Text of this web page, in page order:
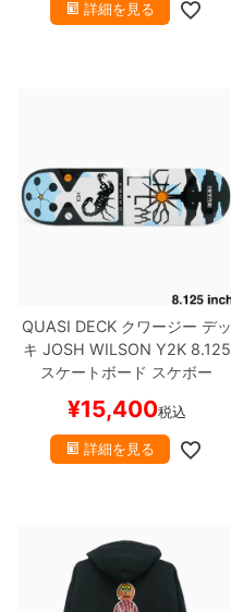
詳細を見る
QUASI DECKクワージー デッ
キ JOSH WILSON Y2K 8.125
スケートボード スケボー
¥15,400税込
詳細を見る